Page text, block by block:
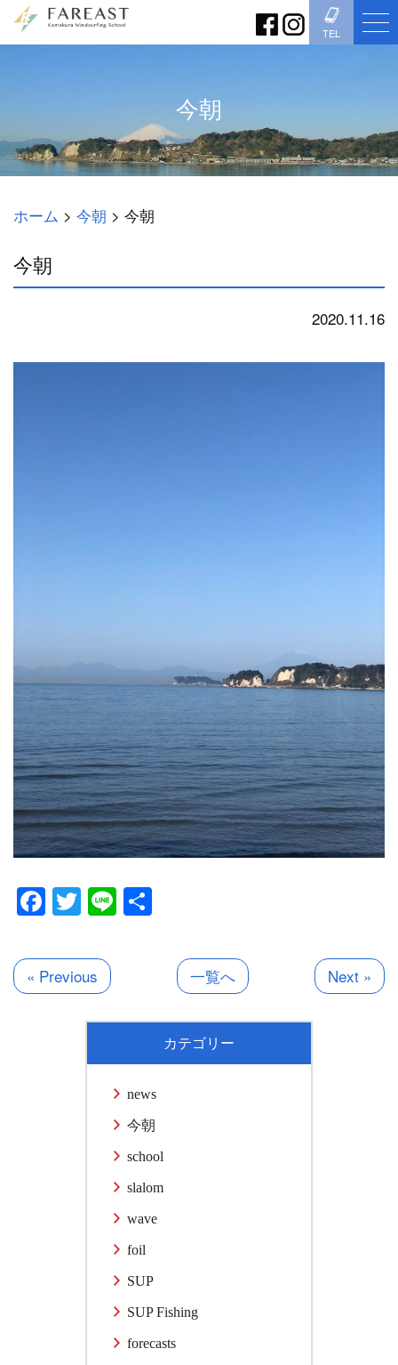
TEL
今朝
ホーム > 今朝 > 今朝
今朝
2020.11.16
Facebook
Twitter
Line
« Previous 一覧へ Next »
カテゴリー
news
今朝
school
slalom
wave
foil
SUP
SUP Fishing
forecasts